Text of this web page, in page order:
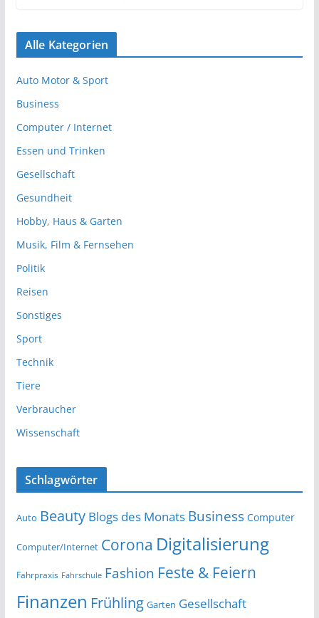
Alle Kategorien
Auto Motor & Sport
Business
Computer / Internet
Essen und Trinken
Gesellschaft
Gesundheit
Hobby, Haus & Garten
Musik, Film & Fernsehen
Politik
Reisen
Sonstiges
Sport
Technik
Tiere
Verbraucher
Wissenschaft
Schlagwörter
Auto Beauty Blogs des Monats Business Computer
Computer/Internet Corona Digitalisierung
Fahrpraxis Fahrschule Fashion Feste & Feiern
Finanzen Frühling Garten Gesellschaft